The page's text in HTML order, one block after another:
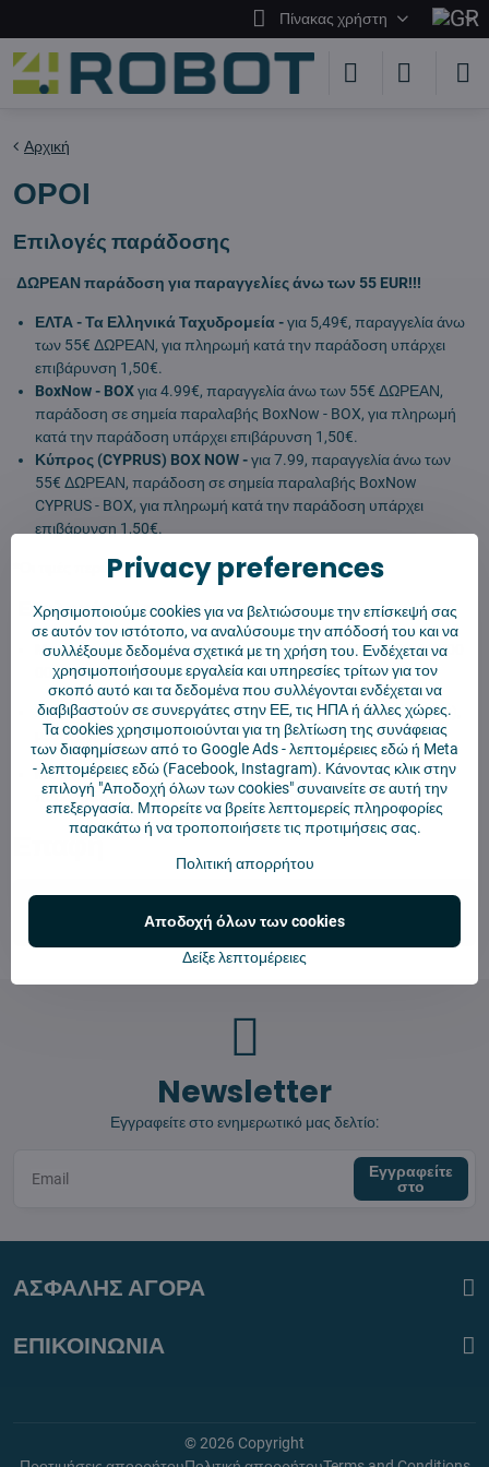
Πίνακας χρήστη
Αρχική
ΟΡΟΙ
Επιλογές παράδοσης
ΔΩΡΕΑΝ παράδοση για παραγγελίες άνω των 55 EUR!!!
ΕΛΤΑ - Τα Ελληνικά Ταχυδρομεία -για 5,49€, παραγγελία άνω
των 55€ ΔΩΡΕΑΝ, για πληρωμή κατά την παράδοση υπάρχει
επιβάρυνση 1,50€.
BoxNow - BOXγια 4.99€, παραγγελία άνω των 55€ ΔΩΡΕΑΝ,
παράδοση σε σημεία παραλαβής BoxNow - BOX, για πληρωμή
κατά την παράδοση υπάρχει επιβάρυνση 1,50€.
Κύπρος (CYPRUS) BOX NOW -για 7.99, παραγγελία άνω των
55€ ΔΩΡΕΑΝ, παράδοση σε σημεία παραλαβής BoxNow
CYPRUS - BOX, για πληρωμή κατά την παράδοση υπάρχει
επιβάρυνση 1,50€.
*Οι τιμές περιλαμβάνουν ΦΠΑ
Επιλογές πληρωμής
Με τραπεζικό έμβασμα(πληρωμή) στην CT: IBAN: SK16 7500
0000 0040 2833 6911
Χρεωστική ή πιστωτική κάρτα(VISA, Master Card, Maestro),
μέσω της πύλης πληρωμών Gpwebpay
Με αντικαταβολή , πληρωμή σε υποκατάστημα (υπηρεσία
παράδοσης) ή courier, με μετρητά ή κάρτα.
Επαφή
info​@4robot​.gr
Newsletter
Εγγραφείτε στο ενημερωτικό μας δελτίο:
Εγγραφείτε
στο
ΑΣΦΑΛΗΣ ΑΓΟΡΑ
ΕΠΙΚΟΙΝΩΝΙΑ
©2026 Copyright
Privacy preferences
Χρησιμοποιούμε cookies για να βελτιώσουμε την επίσκεψή σας
σε αυτόν τον ιστότοπο, να αναλύσουμε την απόδοσή του και να
συλλέξουμε δεδομένα σχετικά με τη χρήση του. Ενδέχεται να
χρησιμοποιήσουμε εργαλεία και υπηρεσίες τρίτων για τον
σκοπό αυτό και τα δεδομένα που συλλέγονται ενδέχεται να
διαβιβαστούν σε συνεργάτες στην ΕΕ, τις ΗΠΑ ή άλλες χώρες.
Τα cookies χρησιμοποιούνται για τη βελτίωση της συνάφειας
των διαφημίσεων από το Google Ads -λεπτομέρειες εδώή Meta
-λεπτομέρειες εδώ (Facebook, Instagram). Κάνοντας κλικ στην
επιλογή "Αποδοχή όλων των cookies" συναινείτε σε αυτή την
επεξεργασία. Μπορείτε να βρείτε λεπτομερείς πληροφορίες
παρακάτω ή να τροποποιήσετε τις προτιμήσεις σας.
Πολιτική απορρήτου
Δείξε λεπτομέρειες
Αποδοχή όλων των cookies